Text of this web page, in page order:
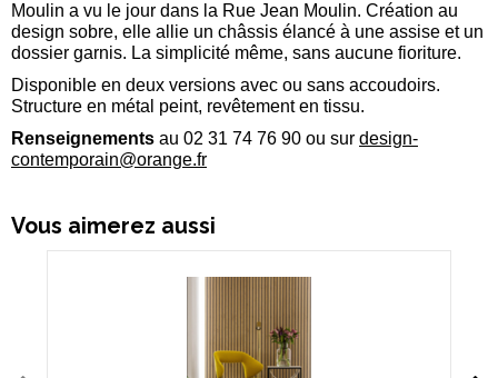
Moulin a vu le jour dans la Rue Jean Moulin. Création au
design sobre, elle allie un châssis élancé à une assise et un
dossier garnis. La simplicité même, sans aucune fioriture.
Disponible en deux versions avec ou sans accoudoirs.
Structure en métal peint, revêtement en tissu.
Renseignements au 02 31 74 76 90 ou sur design-
contemporain@orange.fr
Vous aimerez aussi